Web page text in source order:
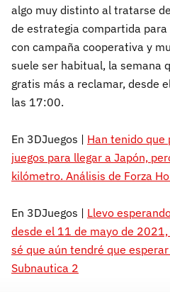
algo muy distinto al tratarse
de estrategia compartida
con campaña cooperativa y
suele ser habitual, la semana
gratis más a reclamar, desde
las 17:00.
En 3DJuegos | Han tenido que
juegos para llegar a Japón,
kilómetro. Análisis de Forza
En 3DJuegos | Llevo
desde el 11 de mayo de
sé que aún tendré que
Subnautica 2